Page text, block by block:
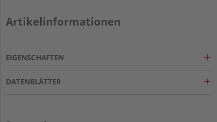
Artikelinformationen
EIGENSCHAFTEN
DATENBLÄTTER